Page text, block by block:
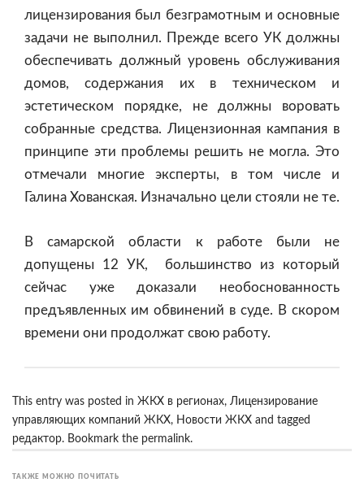
лицензирования был безграмотным и основные
задачи не выполнил. Прежде всего УК должны
обеспечивать должный уровень обслуживания
домов, содержания их в техническом и
эстетическом порядке, не должны воровать
собранные средства. Лицензионная кампания в
принципе эти проблемы решить не могла. Это
отмечали многие эксперты, в том числе и
Галина Хованская. Изначально цели стояли не те.
В самарской области к работе были не
допущены 12 УК, большинство из который
сейчас уже доказали необоснованность
предъявленных им обвинений в суде. В скором
времени они продолжат свою работу.
This entry was posted in ЖКХ в регионах, Лицензирование
управляющих компаний ЖКХ, Новости ЖКХ and tagged
редактор. Bookmark the permalink.
ТАКЖЕ МОЖНО ПОЧИТАТЬ